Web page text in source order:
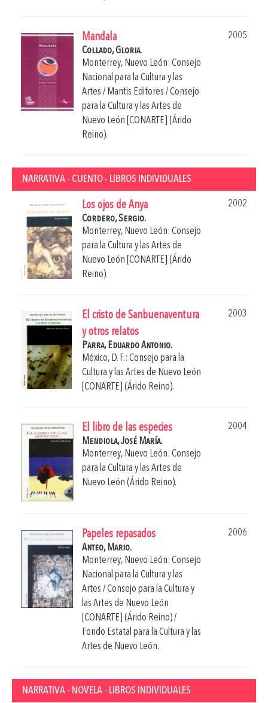
Mandala
2005
Collado, Gloria.
Monterrey, Nuevo León: Consejo
Nacional para la Cultura y las
Artes / Mantis Editores / Consejo
para la Cultura y las Artes de
Nuevo León [CONARTE] (Árido
Reino).
NARRATIVA - CUENTO - LIBROS INDIVIDUALES
Los ojos de Anya
2002
Cordero, Sergio.
Monterrey, Nuevo León: Consejo
para la Cultura y las Artes de
Nuevo León [CONARTE] (Árido
Reino).
El cristo de Sanbuenaventura
y otros relatos
2003
Parra, Eduardo Antonio.
México, D. F.: Consejo para la
Cultura y las Artes de Nuevo León
[CONARTE] (Árido Reino).
El libro de las especies
2004
Mendiola, José María.
Monterrey, Nuevo León: Consejo
para la Cultura y las Artes de
Nuevo León (Árido Reino).
Papeles repasados
2006
Anteo, Mario.
Monterrey, Nuevo León: Consejo
Nacional para la Cultura y las
Artes / Consejo para la Cultura y
las Artes de Nuevo León
[CONARTE] (Árido Reino) /
Fondo Estatal para la Cultura y las
Artes de Nuevo León.
NARRATIVA - NOVELA - LIBROS INDIVIDUALES